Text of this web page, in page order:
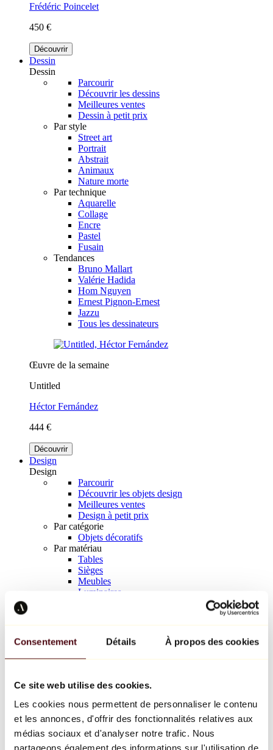
Consentement Détails À propos des cookies
Ce site web utilise des cookies.
Les cookies nous permettent de personnaliser le contenu
et les annonces, d'offrir des fonctionnalités relatives aux
médias sociaux et d'analyser notre trafic. Nous
partageons également des informations sur l'utilisation de
Frédéric Poincelet
450 €
Découvrir
Dessin
Dessin
Parcourir
Découvrir les dessins
Meilleures ventes
Dessin à petit prix
Par style
Street art
Portrait
Abstrait
Animaux
Nature morte
Par technique
Aquarelle
Collage
Encre
Pastel
Fusain
Tendances
Bruno Mallart
Valérie Hadida
Hom Nguyen
Ernest Pignon-Ernest
Jazzu
Tous les dessinateurs
Œuvre de la semaine
Untitled
Héctor Fernández
444 €
Découvrir
Design
Design
Parcourir
Découvrir les objets design
Meilleures ventes
Design à petit prix
Par catégorie
Objets décoratifs
Par matériau
Tables
Sièges
Meubles
Luminaires
Richard Orlinski
Keith Haring
Jeff Koons
Jean-Michel Basquiat
Tous les designers
Œuvre de la semaine